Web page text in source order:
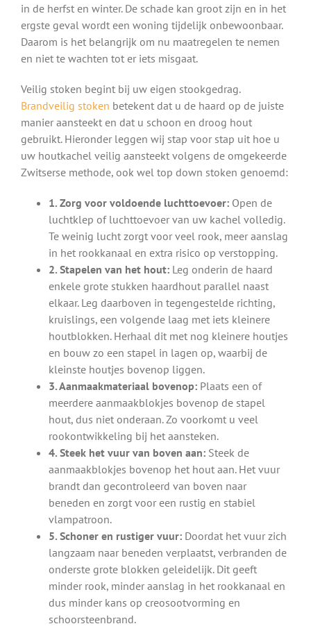
in de herfst en winter. De schade kan groot zijn en in het
ergste geval wordt een woning tijdelijk onbewoonbaar.
Daarom is het belangrijk om nu maatregelen te nemen
en niet te wachten tot er iets misgaat.
Veilig stoken begint bij uw eigen stookgedrag.
Brandveilig stoken betekent dat u de haard op de juiste
manier aansteekt en dat u schoon en droog hout
gebruikt. Hieronder leggen wij stap voor stap uit hoe u
uw houtkachel veilig aansteekt volgens de omgekeerde
Zwitserse methode, ook wel top down stoken genoemd:
1. Zorg voor voldoende luchttoevoer:Open de
luchtklep of luchttoevoer van uw kachel volledig.
Te weinig lucht zorgt voor veel rook, meer aanslag
in het rookkanaal en extra risico op verstopping.
2. Stapelen van het hout:Leg onderin de haard
enkele grote stukken haardhout parallel naast
elkaar. Leg daarboven in tegengestelde richting,
kruislings, een volgende laag met iets kleinere
houtblokken. Herhaal dit met nog kleinere houtjes
en bouw zo een stapel in lagen op, waarbij de
kleinste houtjes bovenop liggen.
3. Aanmaakmateriaal bovenop:Plaats een of
meerdere aanmaakblokjes bovenop de stapel
hout, dus niet onderaan. Zo voorkomt u veel
rookontwikkeling bij het aansteken.
4. Steek het vuur van boven aan:Steek de
aanmaakblokjes bovenop het hout aan. Het vuur
brandt dan gecontroleerd van boven naar
beneden en zorgt voor een rustig en stabiel
vlampatroon.
5. Schoner en rustiger vuur:Doordat het vuur zich
langzaam naar beneden verplaatst, verbranden de
onderste grote blokken geleidelijk. Dit geeft
minder rook, minder aanslag in het rookkanaal en
dus minder kans op creosootvorming en
schoorsteenbrand.